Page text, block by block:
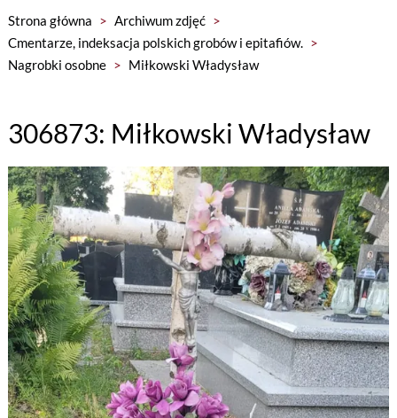
Strona główna > Archiwum zdjęć >
Cmentarze, indeksacja polskich grobów i epitafiów. >
Nagrobki osobne > Miłkowski Władysław
306873: Miłkowski Władysław